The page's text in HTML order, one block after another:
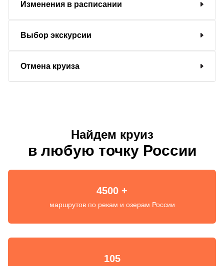
Изменения в расписании
Выбор экскурсии
Отмена круиза
Найдем круиз
в любую точку России
4500 +
маршрутов по рекам и озерам России
105